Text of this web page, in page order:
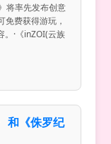
将率先发布创意
费获得游玩，
。·《inZOI(云族
和《侏罗纪